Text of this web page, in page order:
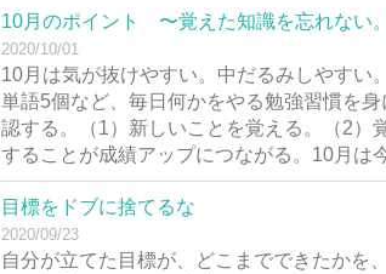
10月のポイント 〜覚えた知識を忘れない
2020/10/01
10月は気が抜けやすい。中だるみしやすい
単語5個など、毎日何かをやる勉強習慣を
認する。（1）新しいことを覚える。（2）
することが成績アップにつながる。10月は
目標をドブに捨てるな
2020/09/23
自分が立てた目標が、どこまでできたかを